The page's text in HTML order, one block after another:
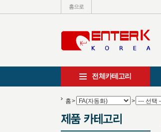
홈으로
전체카테고리
홈> >